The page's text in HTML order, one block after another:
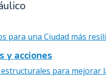
para una Ciudad más
y acciones
para mejorar